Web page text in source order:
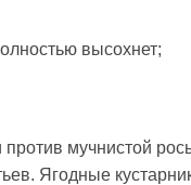
высохнет;
мучнистой
Ягодные